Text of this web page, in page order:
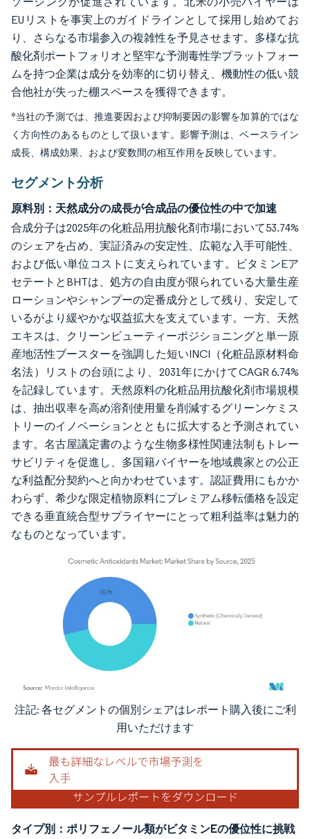
EUリストを事実上のガイドラインとして採用し始めてお
り、さらなる市場参入の複雑性を予見させます。多様な抗
酸化剤ポートフォリオと堅牢な予測毒性学プラットフォー
ムを持つ企業は成分を効率的に切り替え、機動性の低い競
合他社が失った棚スペースを獲得できます。
*当社の予測では、推進要因および抑制要因の影響を加算的ではな
く方向性のあるものとして扱います。影響予測は、ベースライン
成長、構成効果、および変数間の相互作用を反映しています。
セグメント分析
原料別：天然成分の成長が合成品の優位性の中で加速
合成分子は2025年の化粧品用抗酸化剤市場において53.74%
のシェアを占め、実証済みの安定性、広範な入手可能性、
および低い単位コストに支えられています。ビタミンEア
セテートとBHTは、処方の自由度が限られている大量生産
ローションやシャンプーの定番成分として残り、安定して
いるがより緩やかな収益拡大を支えています。一方、天然
エキスは、クリーンビューティーポジショニングと単一原
産地活性ブースターを強調した短いINCI（化粧品原材料命
名法）リストの台頭により、2031年にかけてCAGR 6.74%
を記録しています。天然原料の化粧品用抗酸化剤市場規模
は、抽出収率を高め溶剤使用量を削減するグリーンケミス
トリーのイノベーションとともに拡大すると予測されてい
ます。名古屋議定書のような生物多様性関連法制もトレー
サビリティを促進し、多国籍バイヤーを地域農家との公正
な利益配分契約へと向かわせています。認証費用にもかか
わらず、希少な限定植物原料にプレミアム移転価格を設定
できる垂直統合型サプライヤーにとって粗利益率は魅力的
なものとなっています。
画像 © Mordor Intelligence。再利用にはCC BY 4.0の表示が必要です。
注記: 各セグメントの個別シェアはレポート購入後にご利
用いただけます
タイプ別：ポリフェノール類がビタミンEの優位性に挑戦